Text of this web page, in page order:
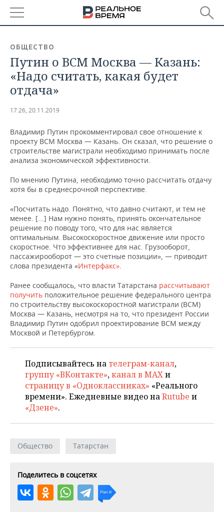
БАШКОРТОСТАН
ТАТАРСТАН
НОВОСТИ
АНАЛИТИКА
ДЕКЛАРАЦИИ О ДОХОДАХ
КОРОЛИ ГОСЗАКАЗА ПФО
КОМУ ПРИНАДЛЕЖАТ
ТОРГОВЫЕ ЦЕНТРЫ
ТАТАРСТАНА
НОВОСТИ ЭКОНОМИКИ
ФИНАНСЫ
БЮДЖЕТ
ИНВЕСТИЦИИ
ПРОМЫШЛЕННОСТЬ
НОВОСТИ
ПРОМЫШЛЕННОСТИ
АГРОПРОМ
МАШИНОСТРОЕНИЕ
НЕФТЕХИМИЯ
НЕФТЬ
ЭНЕРГЕТИКА
НЕДВИЖИМОСТЬ
НОВОСТИ АВТО
НОВОСТИ БИЗНЕСА
РОЗНИЧНАЯ ТОРГОВЛЯ
ТРАНСПОРТ
УСЛУГИ
ТЕХНОЛОГИИ
НОВОСТИ ТЕХНОЛОГИЙ
IT
МЕДИА
ТЕЛЕКОММУНИКАЦИИ
МЕРОПРИЯТИЯ
НОВОСТИ МЕРОПРИЯТИЙ
ВЫЕЗДНАЯ РЕДАКЦИЯ
БИЗНЕС-БРАНЧИ
ONLINE-КОНФЕРЕНЦИИ
СПОРТ
НОВОСТИ СПОРТА
ФУТБОЛ
ХОККЕЙ
ВОЛЕЙБОЛ
КИБЕРСПОРТ
ФИГУРНОЕ КАТАНИЕ
ВОДНЫЕ ВИДЫ СПОРТА
ХОККЕЙ С МЯЧОМ
ОБЩЕСТВО
НОВОСТИ ОБЩЕСТВА
ВЛАСТЬ
ИСТОРИЯ
КУЛЬТУРА
МЕДИЦИНА
ОБРАЗОВАНИЕ
ПРОИСШЕСТВИЯ
ФОТОГАЛЕРЕЯ
СЮЖЕТЫ
СПРАВОЧНИК
СПИСОК ПЕРСОН
СПИСОК КОМПАНИЙ
ПОЛНАЯ ВЕРСИЯ
ОБЩЕСТВО
Путин о ВСМ Москва — Казань:
«Надо считать, какая будет
отдача»
17:26, 20.11.2019
Владимир Путин прокомментировал свое отношение к
проекту ВСМ Москва — Казань. Он сказал, что решение о
строительстве магистрали необходимо принимать после
анализа экономической эффективности.
По мнению Путина, необходимо точно рассчитать отдачу
хотя бы в среднесрочной перспективе.
«Посчитать надо. Понятно, что давно считают, и тем не
менее. [...] Нам нужно понять, принять окончательное
решение по поводу того, что для нас является
оптимальным. Высокоскоростное движение или просто
скоростное. Что эффективнее для нас. Грузооборот,
пассажирооборот — это счетные позиции», — приводит
слова президента «Интерфакс».
Ранее сообщалось, что власти Татарстана рассчитывают
получить положительное решение федерального центра
по строительству высокоскоростной магистрали (ВСМ)
Москва — Казань, несмотря на то, что президент России
Владимир Путин одобрил проектирование ВСМ между
Москвой и Петербургом.
Подписывайтесь на телеграм-канал,
группу «ВКонтакте»,канал в MAXи
страницу в «Одноклассниках» «Реального
времени». Ежедневные видео наRutube и
«Дзене».
Общество Татарстан
Поделитесь в соцсетях